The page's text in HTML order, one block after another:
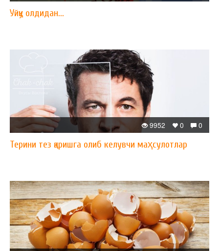
Уйқу олдидан...
0
0
9952
Терини тез қаришга олиб келувчи маҳсулотлар